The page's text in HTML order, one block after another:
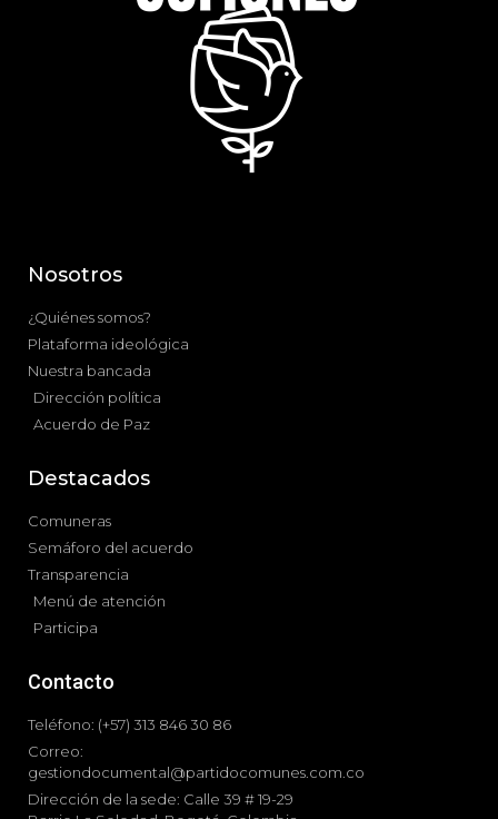
Nosotros
¿Quiénes somos?
Plataforma ideológica
Nuestra bancada
Dirección política
Acuerdo de Paz
Destacados
Comuneras
Semáforo del acuerdo
Transparencia
Menú de atención
Participa
Contacto
Teléfono: (+57) 313 846 30 86
Correo:
gestiondocumental@partidocomunes.com.co
Dirección de la sede: Calle 39 # 19-29